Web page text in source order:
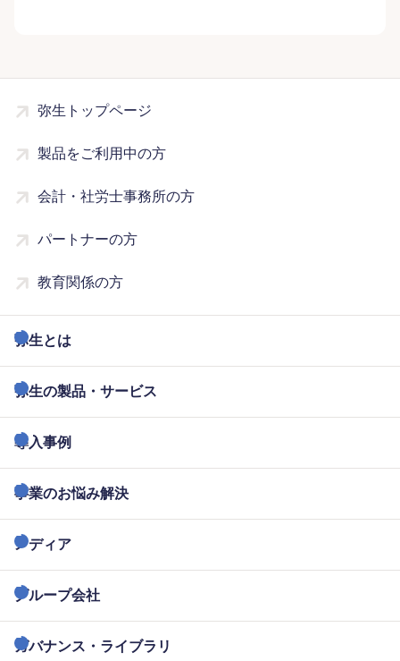
弥生トップページ
製品をご利用中の方
会計・社労士事務所の方
パートナーの方
教育関係の方
弥生とは
弥生の製品・サービス
導入事例
事業のお悩み解決
メディア
グループ会社
ガバナンス・ライブラリ